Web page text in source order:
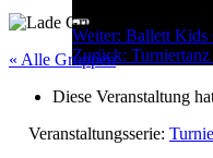
Menu
Post
navigation
Weiter: Ballett Kids
Zurück:
« Alle Gruppen
Diese Veranstaltung
Veranstaltungsserie: